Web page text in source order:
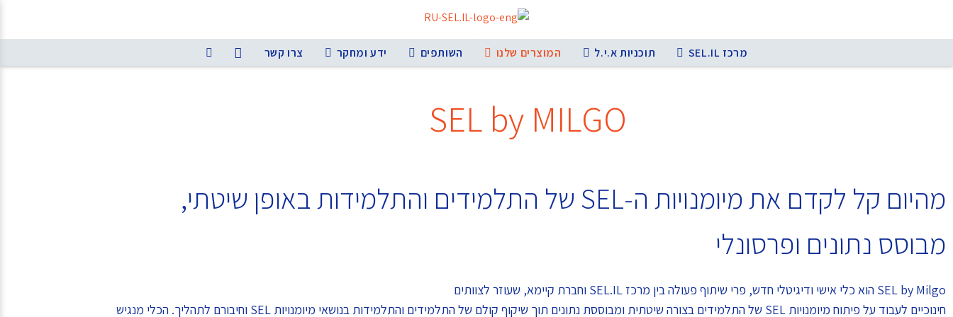
מרכז SEL.IL תוכניות א.י.ל המוצרים שלנו השותפים ידע ומחקר צרו קשר
SEL by MILGO
מהיום קל לקדם את מיומנויות ה-SEL של התלמידים והתלמידות באופן שיטתי,
מבוסס נתונים ופרסונלי
SEL by Milgo הוא כלי אישי ודיגיטלי חדש, פרי שיתוף פעולה בין מרכז SEL.IL וחברת קיימא, שעוזר לצוותים
חינוכיים לעבוד על פיתוח מיומנויות SEL של התלמידים בצורה שיטתית ומבוססת נתונים תוך שיקוף קולם של התלמידים והתלמידות בנושאי מיומנויות SEL וחיבורם לתהליך. הכלי מנגיש